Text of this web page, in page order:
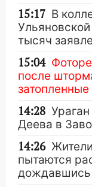
15:17 В
тысяч
15:04
после
14:28
Деева в
14:26
пытаются